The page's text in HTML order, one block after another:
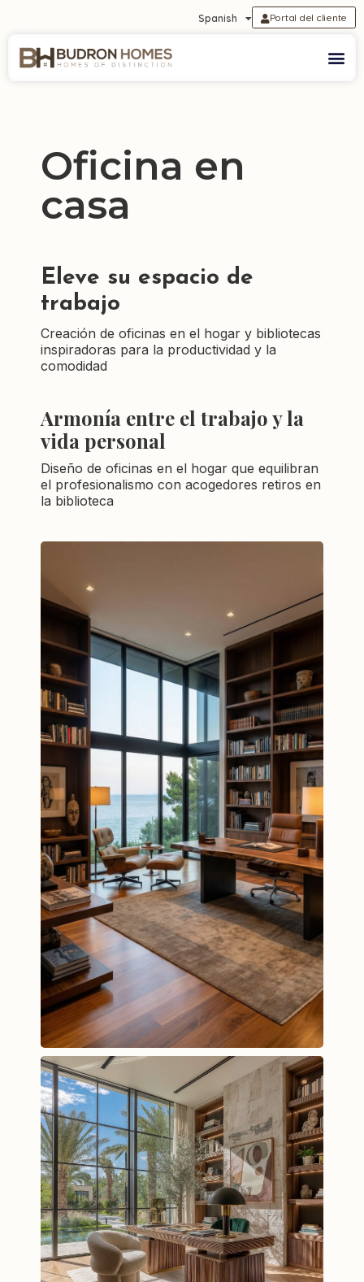
Spanish Portal del cliente
Oficina en
casa
Eleve su espacio de
trabajo
Creación de oficinas en el hogar y bibliotecas
inspiradoras para la productividad y la
comodidad
Armonía entre el trabajo y la
vida personal
Diseño de oficinas en el hogar que equilibran
el profesionalismo con acogedores retiros en
la biblioteca